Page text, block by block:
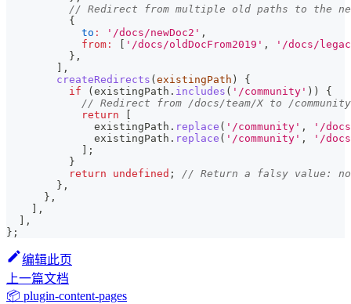
// Redirect from multiple old paths to the
{
to : '/docs/newDoc2' ,
from : '/docs/oldDocFrom2019' ,
'/docs/
} ,
,
createRedirects ( existingPath )
{
if
( existingPath . includes ( '/community' ) )
{
// Redirect from /docs/team/X to /
return
              existingPath
. replace ( '/community' ,
'/
              existingPath
. replace ( '/community' ,
'/
;
}
return
undefined ;
// Return a falsy value:
} ,
} ,
,
,
} ;
编辑此页
上一篇文档
📦 plugin-content-pages